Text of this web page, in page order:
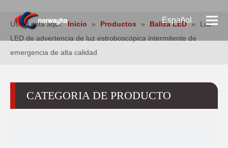
Español
Usted está aquí: Inicio » Productos » Baliza LED »
Luz
LED de advertencia de luz estroboscópica intermitente de
emergencia de alta calidad
CATEGORIA DE PRODUCTO